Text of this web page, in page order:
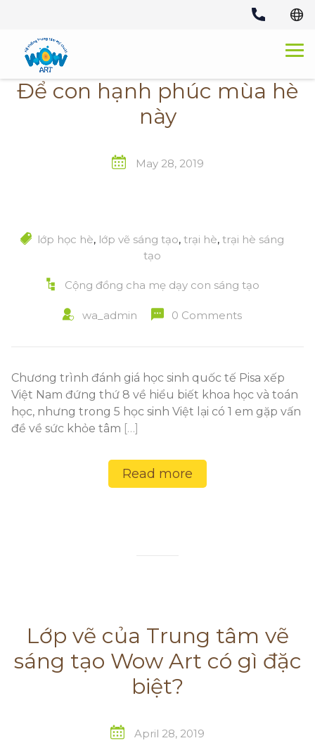
content
Để con hạnh phúc mùa hè
này
May 28, 2019
lớp học hè, lớp vẽ sáng tạo, trại hè, trại hè sáng
tạo
Cộng đồng cha mẹ dạy con sáng tạo
wa_admin 0 Comments
Chương trình đánh giá học sinh quốc tế Pisa xếp
Việt Nam đứng thứ 8 về hiểu biết khoa học và toán
học, nhưng trong 5 học sinh Việt lại có 1 em gặp vấn
đề về sức khỏe tâm […]
Read more
Lớp vẽ của Trung tâm vẽ
sáng tạo Wow Art có gì đặc
biệt?
April 28, 2019